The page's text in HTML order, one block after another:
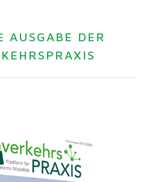
AUSGABE DER